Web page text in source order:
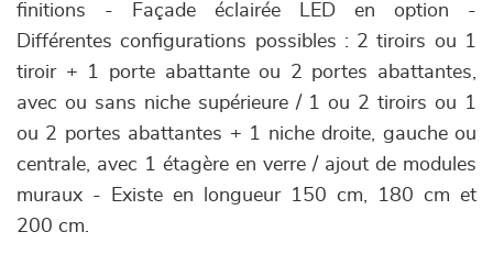
finitions - Façade éclairée LED en option -
Différentes configurations possibles : 2 tiroirs ou 1
tiroir + 1 porte abattante ou 2 portes abattantes,
avec ou sans niche supérieure / 1 ou 2 tiroirs ou 1
ou 2 portes abattantes + 1 niche droite, gauche ou
centrale, avec 1 étagère en verre / ajout de modules
muraux - Existe en longueur 150 cm, 180 cm et
200 cm.